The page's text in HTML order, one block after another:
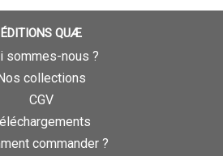
ÉDITIONS QUÆ
sommes-nous ?
collections
CGV
commander ?